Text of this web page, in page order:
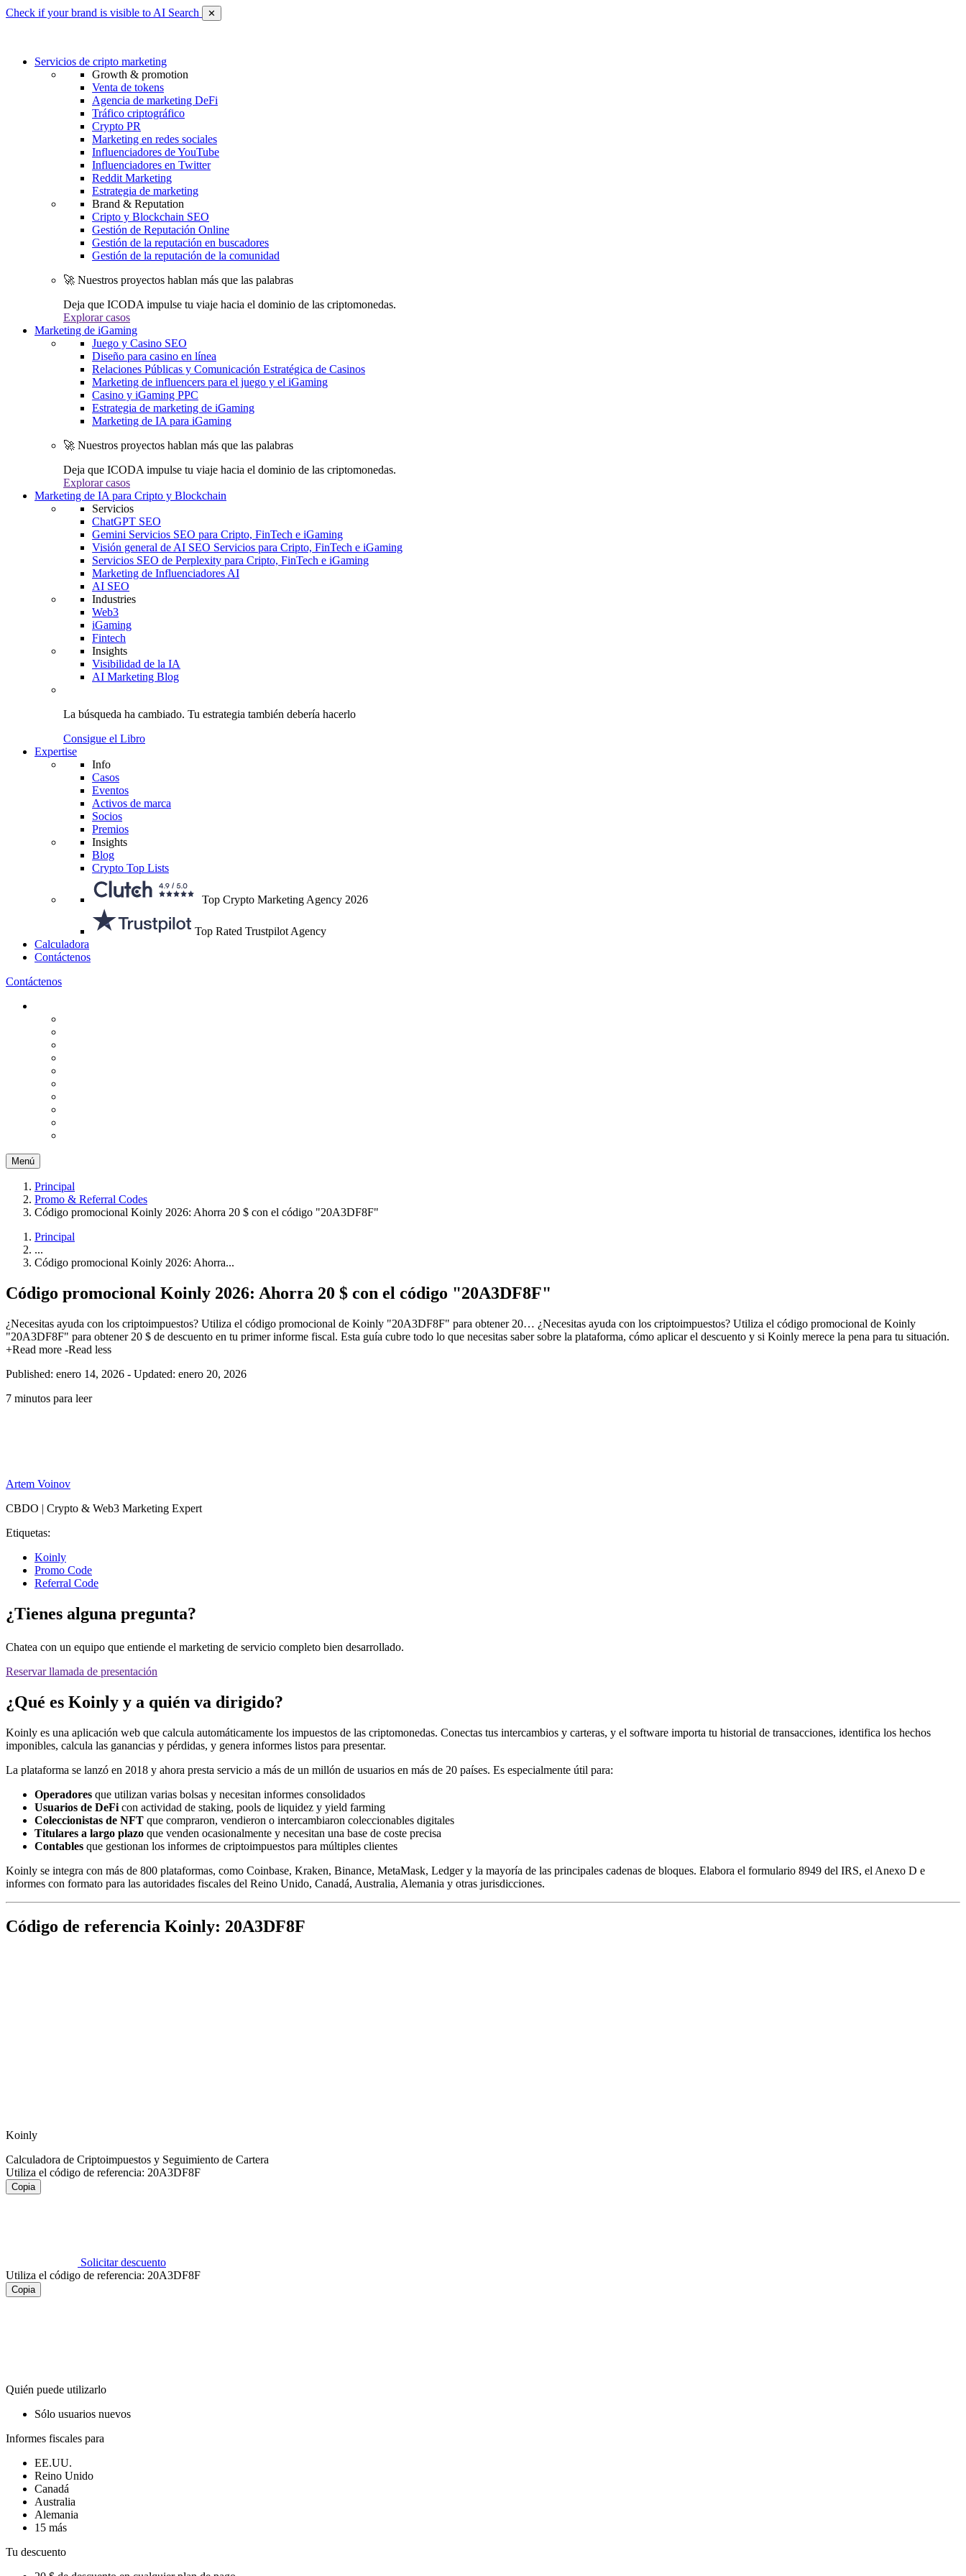
Check if your brand is visible to AI Search ✕
Servicios de cripto marketing
Growth & promotion
Venta de tokens
Agencia de marketing DeFi
Tráfico criptográfico
Crypto PR
Marketing en redes sociales
Influenciadores de YouTube
Influenciadores en Twitter
Reddit Marketing
Estrategia de marketing
Brand & Reputation
Cripto y Blockchain SEO
Gestión de Reputación Online
Gestión de la reputación en buscadores
Gestión de la reputación de la comunidad
🚀 Nuestros proyectos hablan más que las palabras
Deja que ICODA impulse tu viaje hacia el dominio de las criptomonedas.
Explorar casos
Marketing de iGaming
Juego y Casino SEO
Diseño para casino en línea
Relaciones Públicas y Comunicación Estratégica de Casinos
Marketing de influencers para el juego y el iGaming
Casino y iGaming PPC
Estrategia de marketing de iGaming
Marketing de IA para iGaming
🚀 Nuestros proyectos hablan más que las palabras
Deja que ICODA impulse tu viaje hacia el dominio de las criptomonedas.
Explorar casos
Marketing de IA para Cripto y Blockchain
Servicios
ChatGPT SEO
Gemini Servicios SEO para Cripto, FinTech e iGaming
Visión general de AI SEO Servicios para Cripto, FinTech e iGaming
Servicios SEO de Perplexity para Cripto, FinTech e iGaming
Marketing de Influenciadores AI
AI SEO
Industries
Web3
iGaming
Fintech
Insights
Visibilidad de la IA
AI Marketing Blog
La búsqueda ha cambiado. Tu estrategia también debería hacerlo
Consigue el Libro
Expertise
Info
Casos
Eventos
Activos de marca
Socios
Premios
Insights
Blog
Crypto Top Lists
Top Crypto Marketing Agency 2026
Top Rated Trustpilot Agency
Calculadora
Contáctenos
Contáctenos
Menú
Principal
Promo & Referral Codes
Código promocional Koinly 2026: Ahorra 20 $ con el código "20A3DF8F"
Principal
...
Código promocional Koinly 2026: Ahorra...
Código promocional Koinly 2026: Ahorra 20 $ con el código "20A3DF8F"
¿Necesitas ayuda con los criptoimpuestos? Utiliza el código promocional de Koinly "20A3DF8F" para obtener 20… ¿Necesitas ayuda con los criptoimpuestos? Utiliza el código promocional de Koinly
"20A3DF8F" para obtener 20 $ de descuento en tu primer informe fiscal. Esta guía cubre todo lo que necesitas saber sobre la plataforma, cómo aplicar el descuento y si Koinly merece la pena para tu situación.
+Read more -Read less
Published: enero 14, 2026 - Updated: enero 20, 2026
7 minutos para leer
Artem Voinov
CBDO | Crypto & Web3 Marketing Expert
Etiquetas:
Koinly
Promo Code
Referral Code
¿Tienes alguna pregunta?
Chatea con un equipo que entiende el marketing de servicio completo bien desarrollado.
Reservar llamada de presentación
¿Qué es Koinly y a quién va dirigido?
Koinly es una aplicación web que calcula automáticamente los impuestos de las criptomonedas. Conectas tus intercambios y carteras, y el software importa tu historial de transacciones, identifica los hechos
imponibles, calcula las ganancias y pérdidas, y genera informes listos para presentar.
La plataforma se lanzó en 2018 y ahora presta servicio a más de un millón de usuarios en más de 20 países. Es especialmente útil para:
Operadores que utilizan varias bolsas y necesitan informes consolidados
Usuarios de DeFi con actividad de staking, pools de liquidez y yield farming
Coleccionistas de NFT que compraron, vendieron o intercambiaron coleccionables digitales
Titulares a largo plazo que venden ocasionalmente y necesitan una base de coste precisa
Contables que gestionan los informes de criptoimpuestos para múltiples clientes
Koinly se integra con más de 800 plataformas, como Coinbase, Kraken, Binance, MetaMask, Ledger y la mayoría de las principales cadenas de bloques. Elabora el formulario 8949 del IRS, el Anexo D e
informes con formato para las autoridades fiscales del Reino Unido, Canadá, Australia, Alemania y otras jurisdicciones.
Código de referencia Koinly: 20A3DF8F
Koinly
Calculadora de Criptoimpuestos y Seguimiento de Cartera
Utiliza el código de referencia: 20A3DF8F
Copia
Solicitar descuento
Utiliza el código de referencia: 20A3DF8F
Copia
Quién puede utilizarlo
Sólo usuarios nuevos
Informes fiscales para
EE.UU.
Reino Unido
Canadá
Australia
Alemania
15 más
Tu descuento